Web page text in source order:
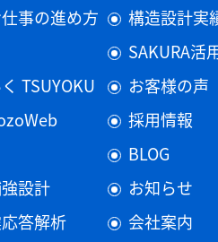
事の進め方
TSUYOKU
設計
答解析
構造設計実
SAKURA活
お客様の声
採用情報
BLOG
お知らせ
会社案内